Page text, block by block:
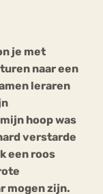
je met
naar een
leraren
hoop was
verstarde
een roos
mogen zijn.
Nervosa
Trauma